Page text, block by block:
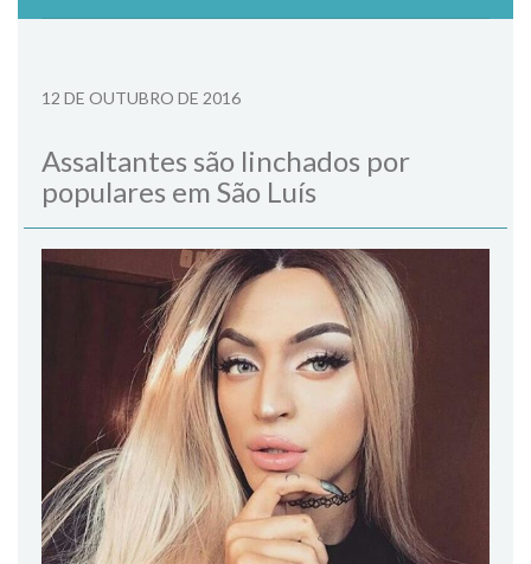
12 DE OUTUBRO DE 2016
Assaltantes são linchados por
populares em São Luís